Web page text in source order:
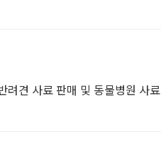
려견 사료 판매 및 동물병원 사료